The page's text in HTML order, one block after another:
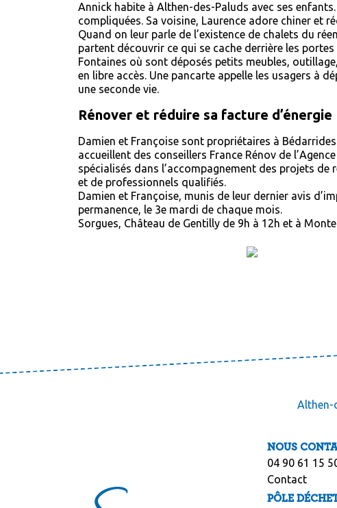
Annick habite à Althen-des-Paluds avec ses
compliquées. Sa voisine, Laurence adore chiner et
Quand on leur parle de l’existence de chalets du
partent découvrir ce qui se cache derrière les
Fontaines où sont déposés petits meubles,
en libre accès. Une pancarte appelle les usagers à
une seconde vie.
Rénover et réduire sa facture d’énergie
Damien et Françoise sont propriétaires à
accueillent des conseillers France Rénov de
spécialisés dans l’accompagnement des projets
et de professionnels qualifiés.
Damien et Françoise, munis de leur dernier avis
permanence, le 3e mardi de chaque mois.
Sorgues, Château de Gentilly de 9h à 12h et à
Althen-
NOUS
04 90 61 15
Contact
PÔLE